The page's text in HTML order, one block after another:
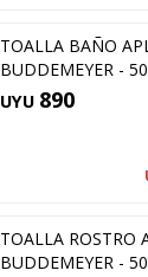
TOALLA BAÑO
BUDDEMEYER -
UYU 890
TOALLA ROSTRO
BUDDEMEYER -